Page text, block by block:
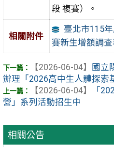
相關公告
段 複賽）。
相關附件
臺北市115
賽新生增額調查
【2026-06-04】
國立
辦理「2026高中生人體探索
【2026-06-04】
「
營」系列活動招生中